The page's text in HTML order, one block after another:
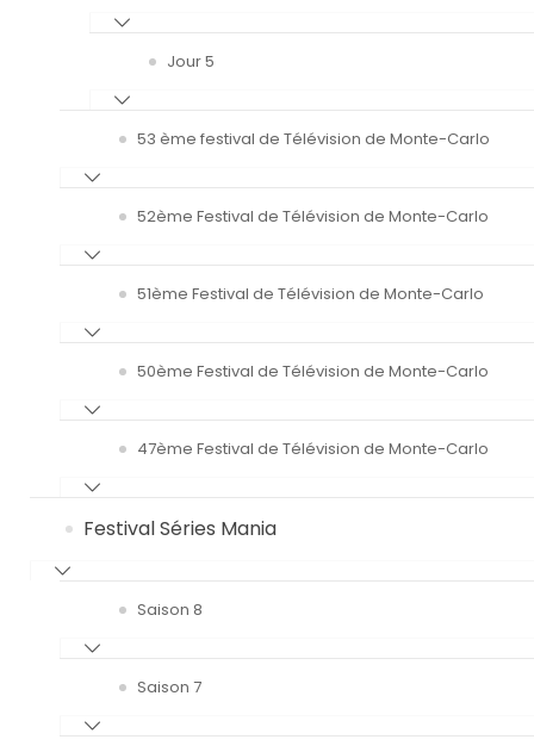
Jour 5
53 ème festival de Télévision de Monte-Carlo
52ème Festival de Télévision de Monte-Carlo
51ème Festival de Télévision de Monte-Carlo
50ème Festival de Télévision de Monte-Carlo
47ème Festival de Télévision de Monte-Carlo
Festival Séries Mania
Saison 8
Saison 7